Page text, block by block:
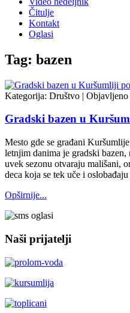
Čitulje
Kontakt
Oglasi
Tag: bazen
Kategorija: Društvo | Objavljeno
Gradski bazen u
Mesto gde se građani
letnjim danima je gradski
uvek sezonu otvaraju mališani,
deca koja se tek uče i
Opširnije...
Naši prijatelji